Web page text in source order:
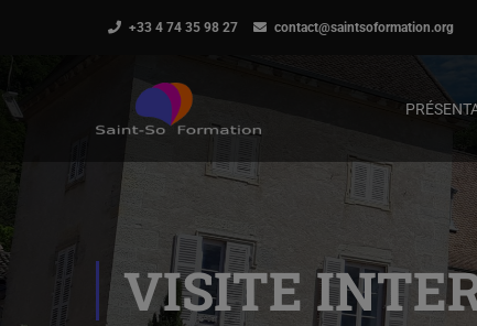
+33 4 74 35 98 27 contact@saintsoformation.org
VISITE